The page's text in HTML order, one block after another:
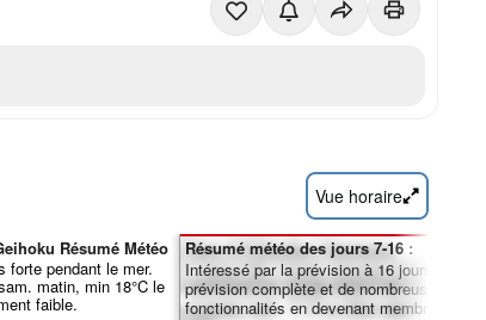
Vue horaire
Résumé Météo
forte pendant le mer.
matin, min 18°C le
faible.
Résumé météo des jours 7-16 :
Intéressé par la prévision à 16 jours ?
prévision complète et de nombreuses
fonctionnalités en devenant membre Pro.